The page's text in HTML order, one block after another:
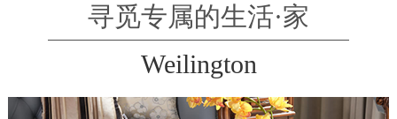
寻觅专属的生活·家
Weilington